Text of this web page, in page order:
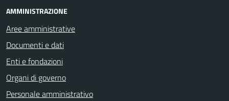
AMMINISTRAZIONE
Aree amministrative
Documenti e dati
Enti e fondazioni
Organi di governo
Personale amministrativo